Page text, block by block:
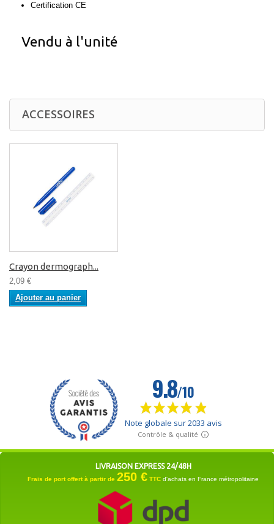
Certification CE
Vendu à l'unité
ACCESSOIRES
Crayon dermograph...
2,09 €
Ajouter au panier
LIVRAISON EXPRESS 24/48H
Frais de port offert à partir de 250 € TTC d'achats en France métropolitaine